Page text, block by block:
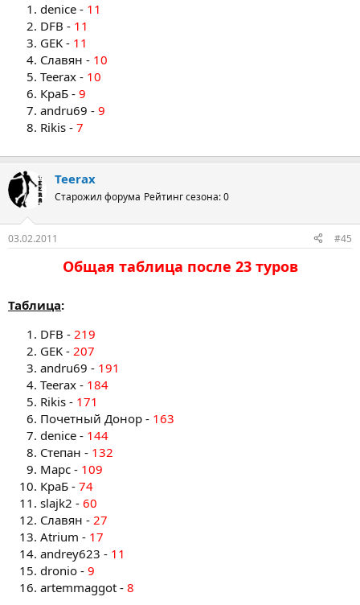
denice - 11
DFB - 11
GEK - 11
Славян - 10
Teerax - 10
КраБ - 9
andru69 - 9
Rikis - 7
Teerax
Старожил форума Рейтинг сезона: 0
03.02.2011 #45
Общая таблица после 23 туров​
Таблица:
DFB - 219
GEK - 207
andru69 - 191
Teerax - 184
Rikis - 171
Почетный Донор - 163
denice - 144
Степан - 132
Марс - 109
КраБ - 74
slajk2 - 60
Славян - 27
Atrium - 17
andrey623 - 11
dronio - 9
artemmaggot - 8